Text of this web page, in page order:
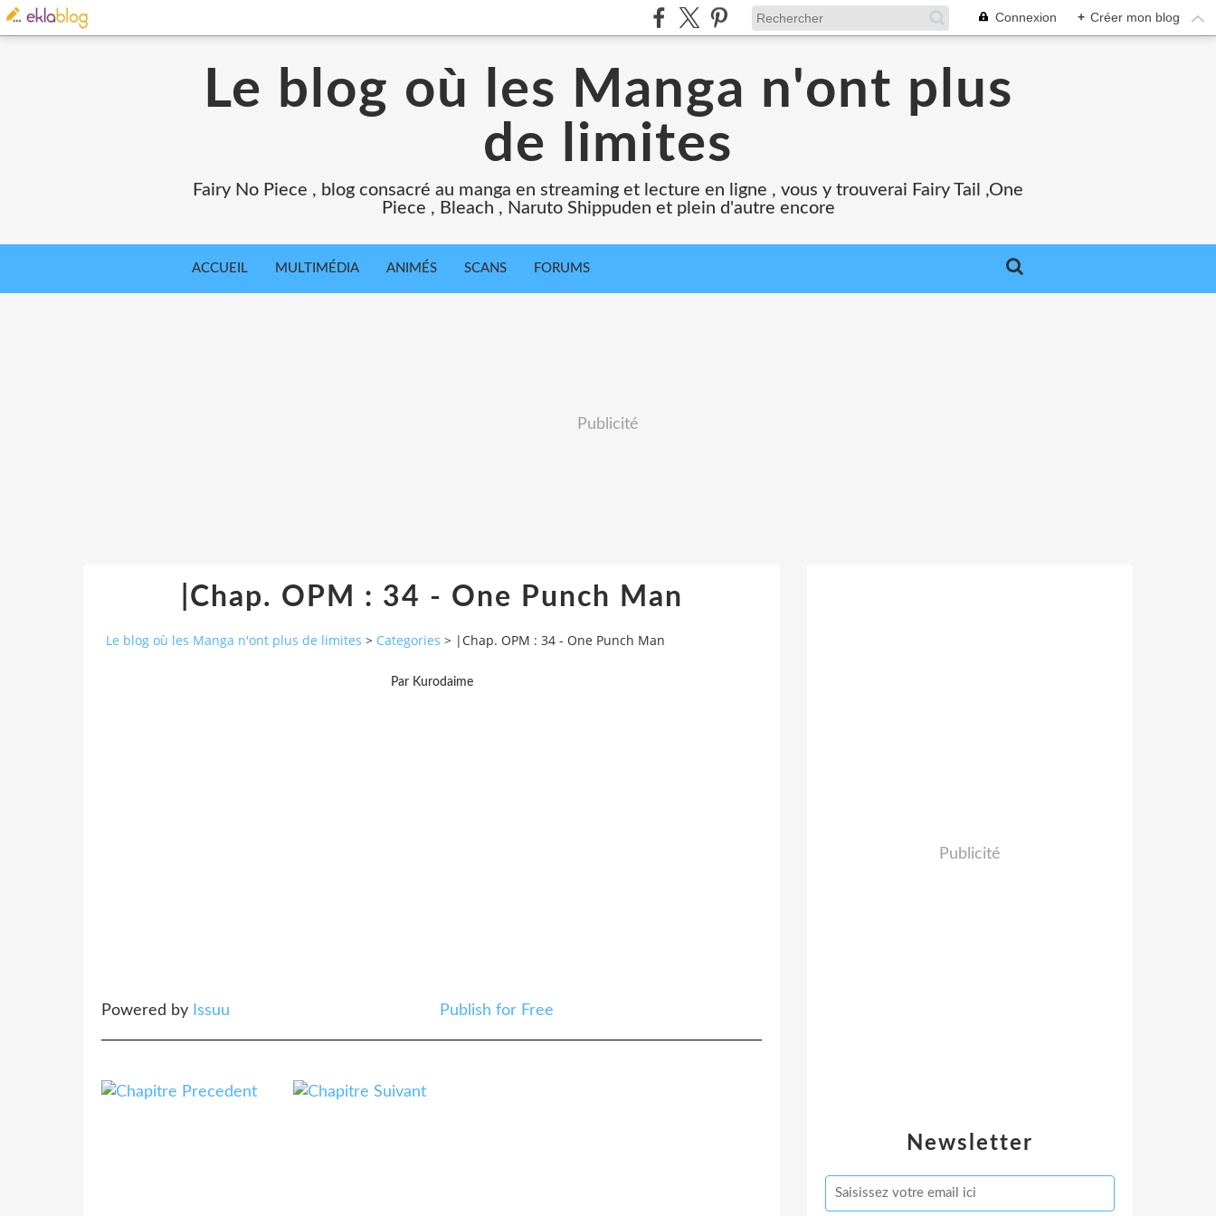
Connexion + Créer mon blog
Le blog où les Manga n'ont plus
de limites
Fairy No Piece , blog consacré au manga en streaming et lecture en ligne , vous y trouverai Fairy Tail ,One
Piece , Bleach , Naruto Shippuden et plein d'autre encore
ACCUEIL MULTIMÉDIA ANIMÉS SCANS FORUMS
Publicité
|Chap. OPM : 34 - One Punch Man
Le blog où les Manga n'ont plus de limites > Categories > |Chap. OPM : 34 - One Punch Man
Par Kurodaime
Powered by Issuu Publish for Free
Newsletter
Publicité